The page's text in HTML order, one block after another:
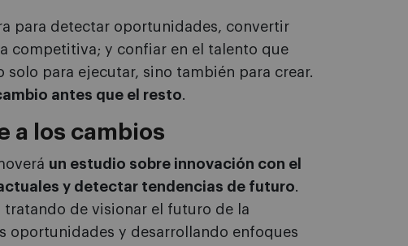
para detectar oportunidades, convertir
competitiva; y confiar en el talento que
para ejecutar, sino también para crear.
antes que el resto.
a los cambios
un estudio sobre innovación con el
y detectar tendencias de futuro.
tratando de visionar el futuro de la
oportunidades y desarrollando enfoques